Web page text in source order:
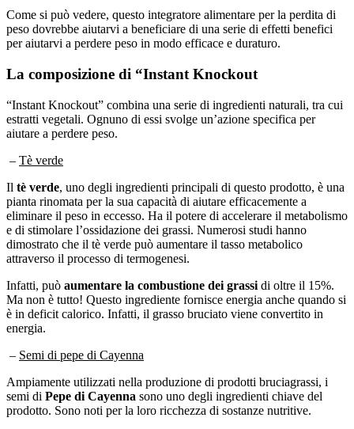
Come si può vedere, questo integratore alimentare per la perdita di
peso dovrebbe aiutarvi a beneficiare di una serie di effetti benefici
per aiutarvi a perdere peso in modo efficace e duraturo.
La composizione di “Instant Knockout
“Instant Knockout” combina una serie di ingredienti naturali, tra cui
estratti vegetali. Ognuno di essi svolge un’azione specifica per
aiutare a perdere peso.
– Tè verde
Il tè verde, uno degli ingredienti principali di questo prodotto, è una
pianta rinomata per la sua capacità di aiutare efficacemente a
eliminare il peso in eccesso. Ha il potere di accelerare il metabolismo
e di stimolare l’ossidazione dei grassi. Numerosi studi hanno
dimostrato che il tè verde può aumentare il tasso metabolico
attraverso il processo di termogenesi.
Infatti, può aumentare la combustione dei grassi di oltre il 15%.
Ma non è tutto! Questo ingrediente fornisce energia anche quando si
è in deficit calorico. Infatti, il grasso bruciato viene convertito in
energia.
– Semi di pepe di Cayenna
Ampiamente utilizzati nella produzione di prodotti bruciagrassi, i
semi di Pepe di Cayenna sono uno degli ingredienti chiave del
prodotto. Sono noti per la loro ricchezza di sostanze nutritive.